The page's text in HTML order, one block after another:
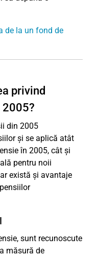
de la un fond de
privind
din 2005
și se aplică atât
în 2005, cât și
pentru noii
există și avantaje
sunt recunoscute
măsură de